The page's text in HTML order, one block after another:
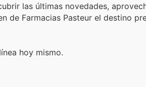
las últimas novedades,
de Farmacias Pasteur el destino
hoy mismo.